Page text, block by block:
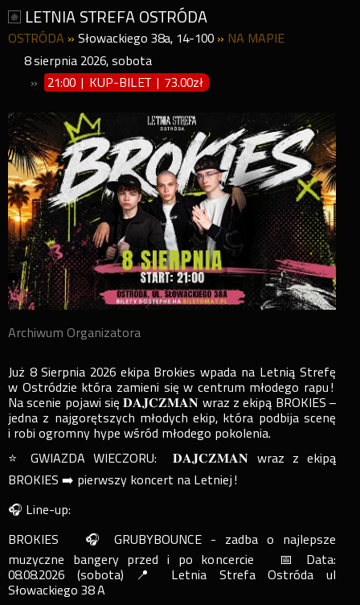
LETNIA STREFA OSTRÓDA
OSTRÓDA » Słowackiego 38a, 14-100 » NA MAPIE
8 sierpnia 2026, sobota
»
21:00 | KUP-BILET | 73.00zł
Archiwum Organizatora
Już 8 Sierpnia 2026 ekipa Brokies wpada na Letnią Strefę
w Ostródzie która zamieni się w centrum młodego rapu!
Na scenie pojawi się 𝐃𝐀𝐉𝐂𝐙𝐌𝐀𝐍 wraz z ekipą BROKIES –
jedna z najgorętszych młodych ekip, która podbija scenę
i robi ogromny hype wśród młodego pokolenia.
⭐ GWIAZDA WIECZORU: 𝐃𝐀𝐉𝐂𝐙𝐌𝐀𝐍 wraz z ekipą
BROKIES ➡️ pierwszy koncert na Letniej!
🎧 Line-up:
BROKIES 🎧 GRUBYBOUNCE - zadba o najlepsze
muzyczne bangery przed i po koncercie 📅 Data:
08.08.2026 (sobota) 📍 Letnia Strefa Ostróda ul
Słowackiego 38 A